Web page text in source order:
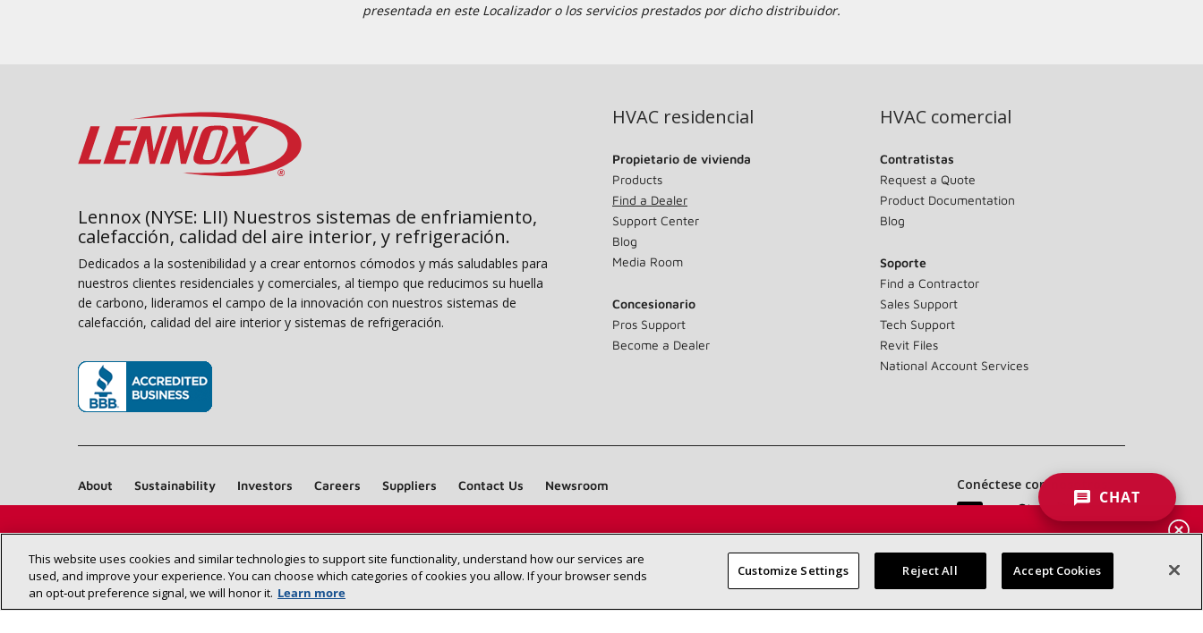
presentada en este Localizador o los servicios prestados por dicho distribuidor.
Encuentre un concesionario Lennox
cerca de usted
BUSCAR
CONCESIONARIOS
Lennox (NYSE: LII) Nuestros sistemas de enfriamiento,
calefacción, calidad del aire interior, y refrigeración.
Dedicados a la sostenibilidad y a crear entornos cómodos y más saludables para
nuestros clientes residenciales y comerciales, al tiempo que reducimos su huella
de carbono, lideramos el campo de la innovación con nuestros sistemas de
calefacción, calidad del aire interior y sistemas de refrigeración.
HVAC residencial
Propietario de vivienda
Products
Find a Dealer
Support Center
Blog
Media Room
Concesionario
Pros Support
Become a Dealer
HVAC comercial
Contratistas
Request a Quote
Product Documentation
Blog
Soporte
Find a Contractor
Sales Support
Tech Support
Revit Files
National Account Services
About Sustainability Investors Careers Suppliers Contact Us Newsroom Conéctese con nosotros:
Site Map Accessibility Statement Privacy Terms & Conditions
CHAT
This website uses cookies and similar technologies to support site functionality, understand how our services are
used, and improve your experience. You can choose which categories of cookies you allow. If your browser sends
an opt‑out preference signal, we will honor it. Learn more
Customize Settings Reject All Accept Cookies